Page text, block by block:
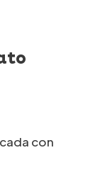
con